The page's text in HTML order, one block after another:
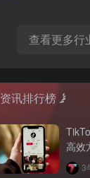
查看更多行
资讯排行榜
高效
术】 3